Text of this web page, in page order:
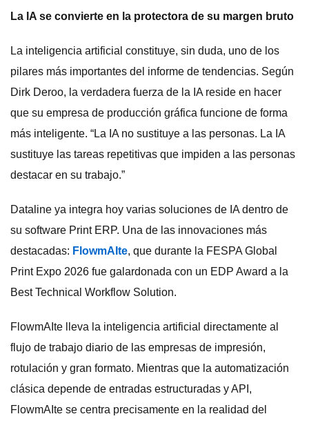
La IA se convierte en la protectora de su margen bruto
La inteligencia artificial constituye, sin duda, uno de los
pilares más importantes del informe de tendencias. Según
Dirk Deroo, la verdadera fuerza de la IA reside en hacer
que su empresa de producción gráfica funcione de forma
más inteligente. “La IA no sustituye a las personas. La IA
sustituye las tareas repetitivas que impiden a las personas
destacar en su trabajo.”
Dataline ya integra hoy varias soluciones de IA dentro de
su software Print ERP. Una de las innovaciones más
destacadas: FlowmAIte, que durante la FESPA Global
Print Expo 2026 fue galardonada con un EDP Award a la
Best Technical Workflow Solution.
FlowmAIte lleva la inteligencia artificial directamente al
flujo de trabajo diario de las empresas de impresión,
rotulación y gran formato. Mientras que la automatización
clásica depende de entradas estructuradas y API,
FlowmAIte se centra precisamente en la realidad del